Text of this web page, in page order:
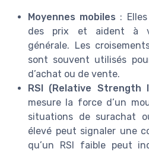
Moyennes mobiles :
des prix et aident à
générale. Les
sont souvent utilisés
d’achat ou de vente.
RSI (Relative Strength
mesure la force d’un
situations de surachat
élevé peut signaler une
qu’un RSI faible peut